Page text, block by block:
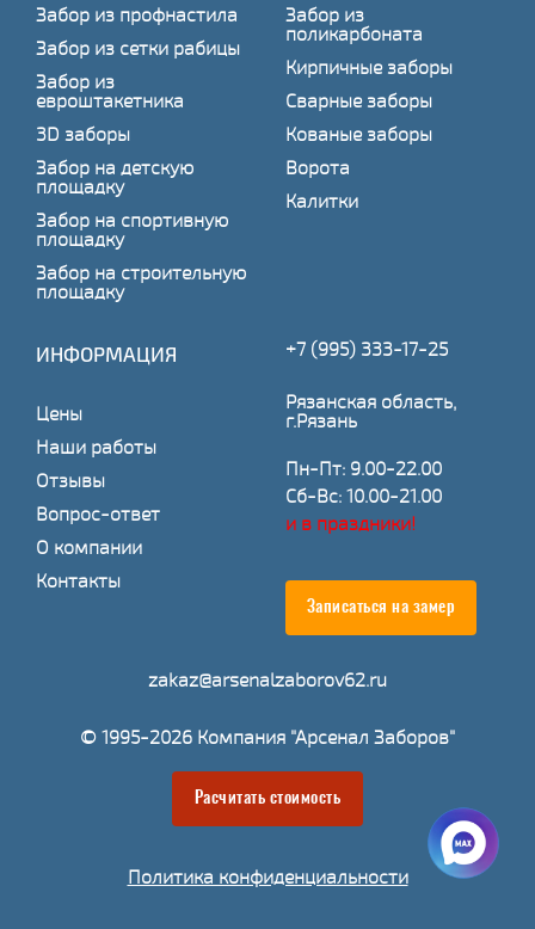
Забор из профнастила
Забор из сетки рабицы
Забор из
евроштакетника
3D заборы
Забор на детскую
площадку
Забор на спортивную
площадку
Забор на строительную
площадку
Забор из
поликарбоната
Кирпичные заборы
Сварные заборы
Кованые заборы
Ворота
Калитки
ИНФОРМАЦИЯ
Цены
Наши работы
Отзывы
Вопрос-ответ
О компании
Контакты
+7 (995) 333-17-25
Рязанская область,
г.Рязань
Пн-Пт: 9.00-22.00
Сб-Вс: 10.00-21.00
и в праздники!
Записаться на замер
zakaz@arsenalzaborov62.ru
© 1995-2026 Компания "Арсенал Заборов"
Расчитать стоимость
Политика конфиденциальности